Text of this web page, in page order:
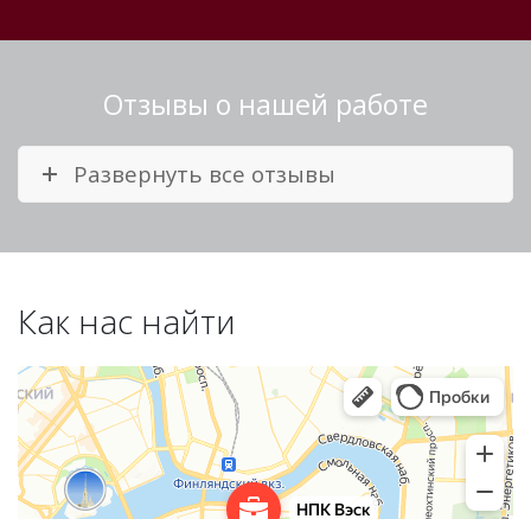
Отзывы о нашей работе
Развернуть все отзывы
Как нас найти